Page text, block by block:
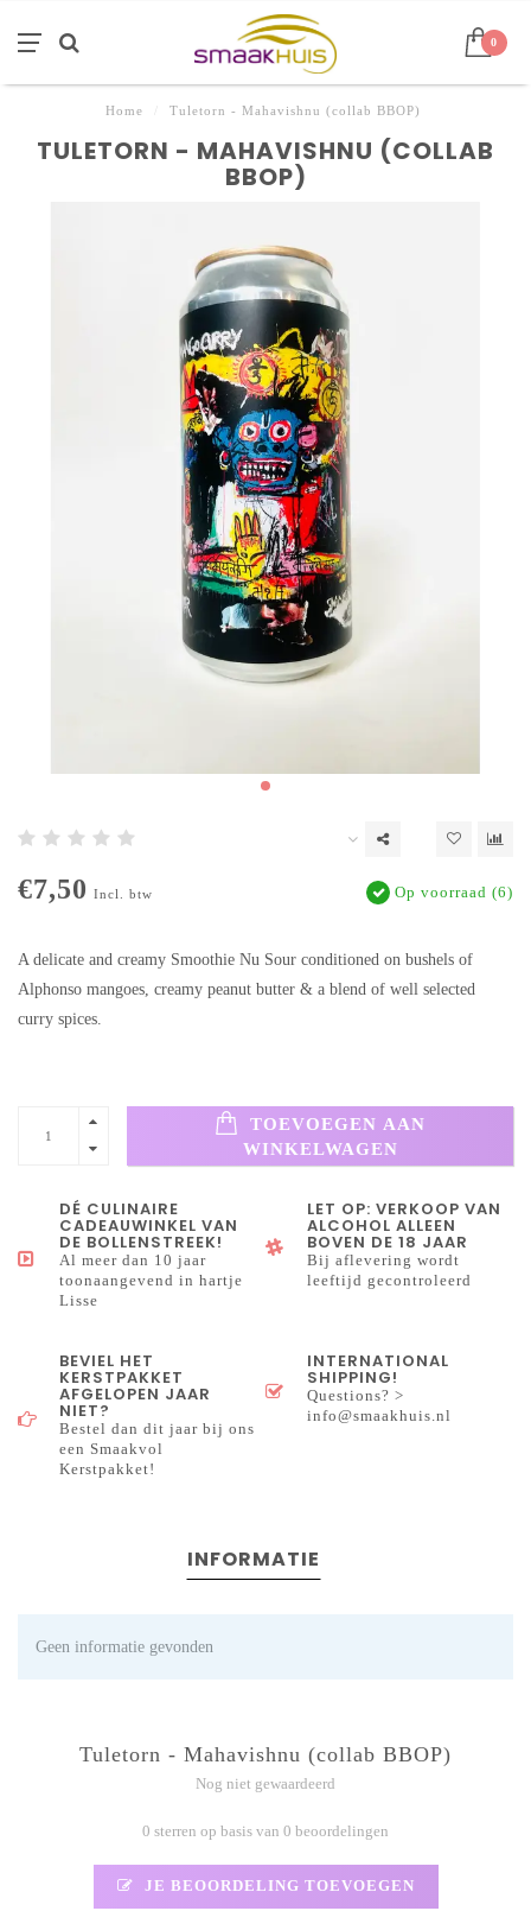
0
Home Tuletorn - Mahavishnu (collab BBOP)
TULETORN - MAHAVISHNU (COLLAB
BBOP)
€7,50 Incl. btw Op voorraad (6)
A delicate and creamy Smoothie Nu Sour conditioned on bushels of
Alphonso mangoes, creamy peanut butter & a blend of well selected
curry spices.
TOEVOEGEN AAN
WINKELWAGEN
DÉ CULINAIRE
CADEAUWINKEL VAN
DE BOLLENSTREEK!
Al meer dan 10 jaar
toonaangevend in hartje
Lisse
LET OP: VERKOOP VAN
ALCOHOL ALLEEN
BOVEN DE 18 JAAR
Bij aflevering wordt
leeftijd gecontroleerd
BEVIEL HET
KERSTPAKKET
AFGELOPEN JAAR
NIET?
Bestel dan dit jaar bij ons
een Smaakvol
Kerstpakket!
INTERNATIONAL
SHIPPING!
Questions? >
info@smaakhuis.nl
INFORMATIE
Geen informatie gevonden
Tuletorn - Mahavishnu (collab BBOP)
Nog niet gewaardeerd
0 sterren op basis van 0 beoordelingen
JE BEOORDELING TOEVOEGEN